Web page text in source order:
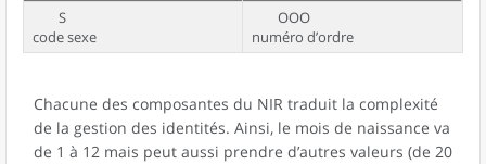
S
code sexe
OOO
numéro d’ordre
Chacune des composantes du NIR traduit la complexité
de la gestion des identités. Ainsi, le mois de naissance va
de 1 à 12 mais peut aussi prendre d’autres valeurs (de 20